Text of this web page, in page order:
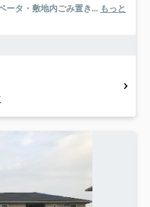
ータ・敷地内ごみ置き... もっと